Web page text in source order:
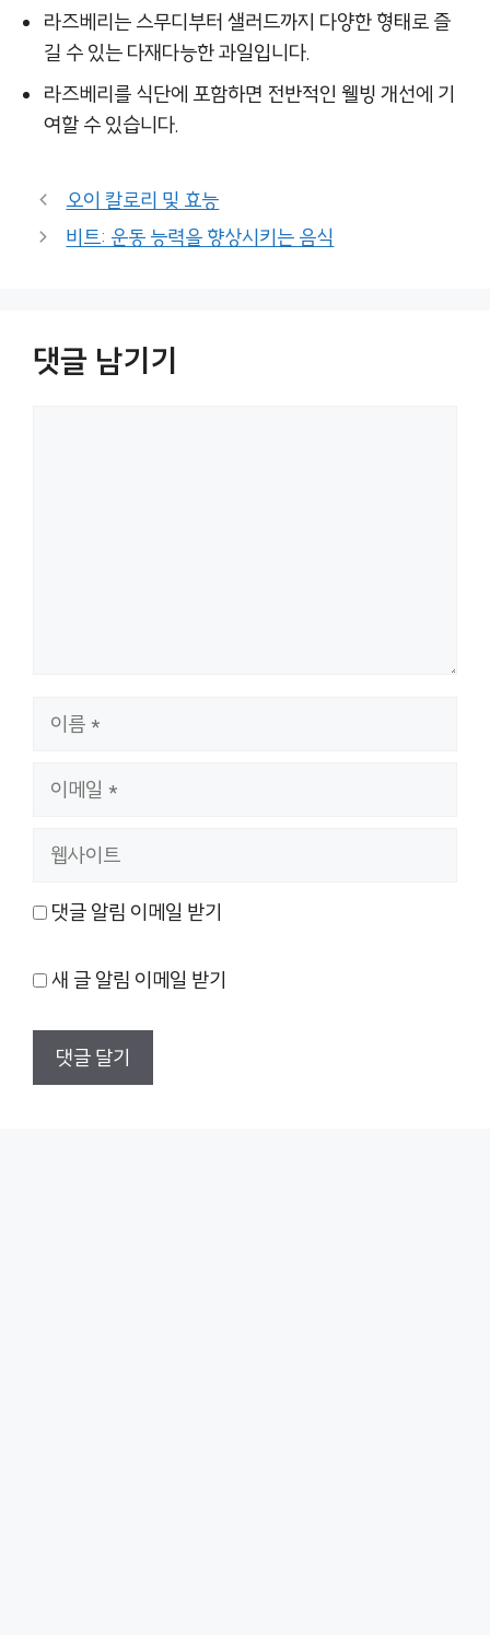
라즈베리는 스무디부터 샐러드까지 다양한 형태로 즐
길 수 있는 다재다능한 과일입니다.
라즈베리를 식단에 포함하면 전반적인 웰빙 개선에 기
여할 수 있습니다.
오이 칼로리 및 효능
비트: 운동 능력을 향상시키는 음식
댓글 남기기
이 댓글 알림 이메일 받기
새 글 알림 이메일 받기